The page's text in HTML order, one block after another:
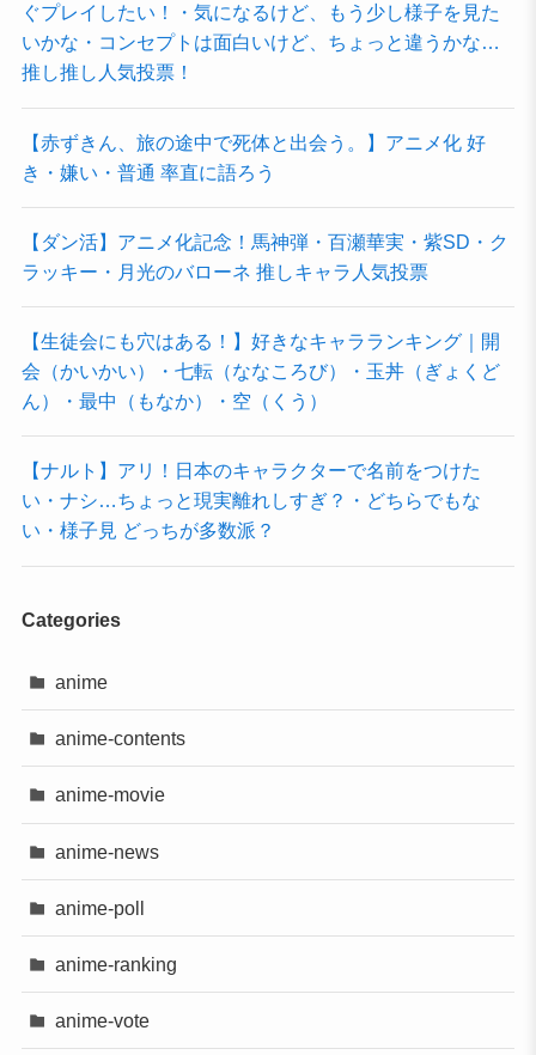
ぐプレイしたい！・気になるけど、もう少し様子を見た
いかな・コンセプトは面白いけど、ちょっと違うかな…
推し推し人気投票！
【赤ずきん、旅の途中で死体と出会う。】アニメ化 好
き・嫌い・普通 率直に語ろう
【ダン活】アニメ化記念！馬神弾・百瀬華実・紫SD・ク
ラッキー・月光のバローネ 推しキャラ人気投票
【生徒会にも穴はある！】好きなキャラランキング｜開
会（かいかい）・七転（ななころび）・玉丼（ぎょくど
ん）・最中（もなか）・空（くう）
【ナルト】アリ！日本のキャラクターで名前をつけた
い・ナシ…ちょっと現実離れしすぎ？・どちらでもな
い・様子見 どっちが多数派？
Categories
anime
anime-contents
anime-movie
anime-news
anime-poll
anime-ranking
anime-vote